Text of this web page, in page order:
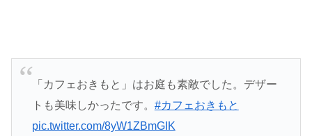
「カフェおきもと」はお庭も素敵でした。デザー
トも美味しかったです。 #カフェおきもと
pic.twitter.com/8yW1ZBmGIK